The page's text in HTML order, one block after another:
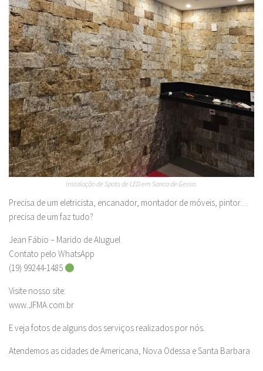
Instalação de Spots de LED em Sanca de Gesso.
Precisa de um eletricista, encanador, montador de móveis, pintor…
precisa de um faz tudo?
Jean Fábio – Marido de Aluguel
Contato pelo WhatsApp
(19) 99244-1485
Visite nosso site:
www.JFMA.com.br
E veja fotos de alguns dos serviços realizados por nós.
Atendemos as cidades de Americana, Nova Odessa e Santa Barbara